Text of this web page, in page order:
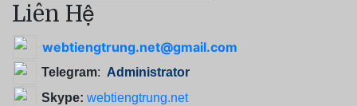
Liên Hệ
webtiengtrung.net@gmail.com
Telegram: Administrator
Skype: webtiengtrung.net